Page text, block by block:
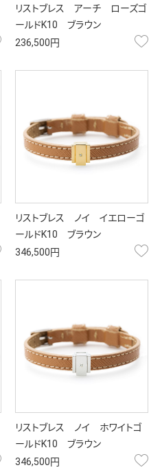
お気に入り
リストブレス アーチ ローズゴ
ールドK10 ブラウン
236,500円
お気に入り
リストブレス ノイ イエローゴ
ールドK10 ブラウン
346,500円
お気に入り
リストブレス ノイ ホワイトゴ
ールドK10 ブラウン
346,500円